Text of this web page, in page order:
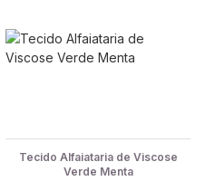
Tecido Alfaiataria de Viscose
Verde Menta